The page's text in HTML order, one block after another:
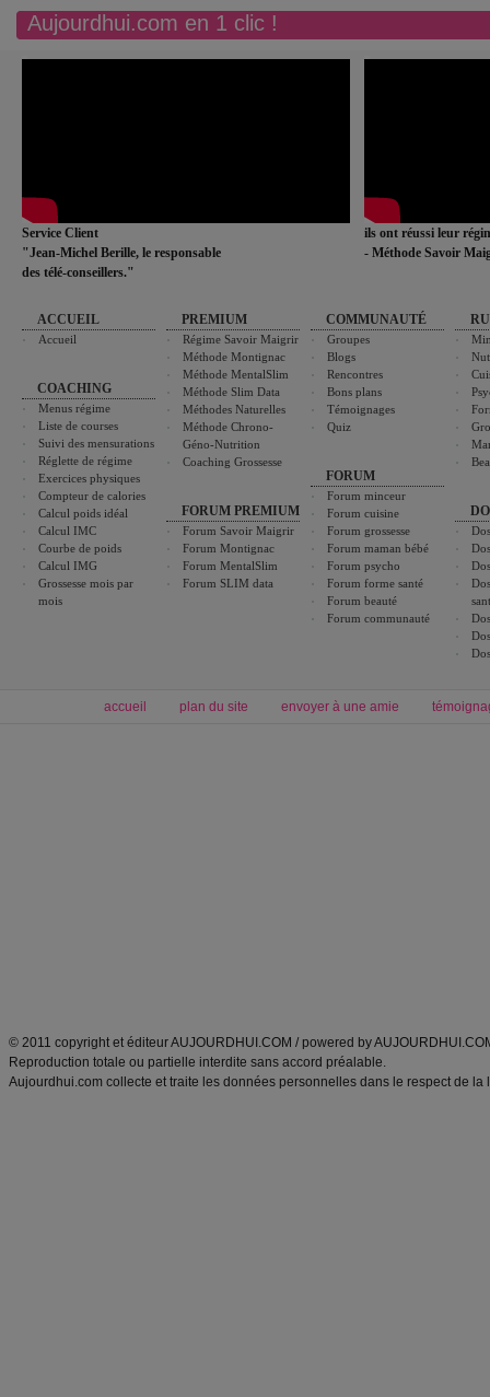
Aujourdhui.com en 1 clic !
Service Client
"Jean-Michel Berille, le responsable
des télé-conseillers."
ils ont réussi leur
- Méthode Savoir
ACCUEIL
Accueil
COACHING
Menus régime
Liste de courses
Suivi des mensurations
Réglette de régime
Exercices physiques
Compteur de calories
Calcul poids idéal
Calcul IMC
Courbe de poids
Calcul IMG
Grossesse mois par
mois
PREMIUM
Régime Savoir Maigrir
Méthode Montignac
Méthode MentalSlim
Méthode Slim Data
Méthodes Naturelles
Méthode Chrono-
Géno-Nutrition
Coaching Grossesse
FORUM PREMIUM
Forum Savoir Maigrir
Forum Montignac
Forum MentalSlim
Forum SLIM data
COMMUNAUTÉ
Groupes
Blogs
Rencontres
Bons plans
Témoignages
Quiz
FORUM
Forum minceur
Forum cuisine
Forum grossesse
Forum maman bébé
Forum psycho
Forum forme santé
Forum beauté
Forum communauté
accueil plan du site envoyer à une amie
© 2011 copyright et éditeur AUJOURDHUI.COM / powered by
Reproduction totale ou partielle interdite sans accord préalable.
Aujourdhui.com collecte et traite les données personnelles dans le respect de